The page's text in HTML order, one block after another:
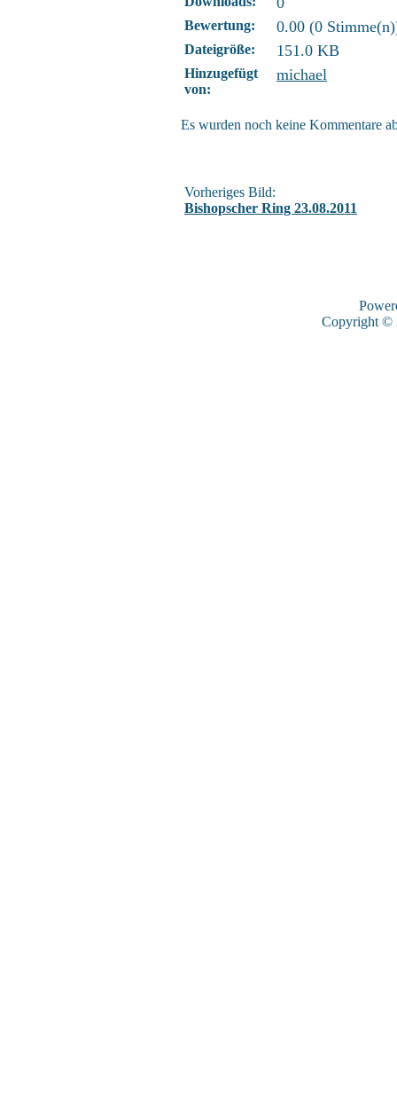
Bewertung: 0.00 (0
Dateigröße: 151.0 KB
Hinzugefügt
von:
michael
Es wurden noch keine Kommentare
Vorheriges Bild:
Bishopscher Ring 23.08.2011
Copyright ©